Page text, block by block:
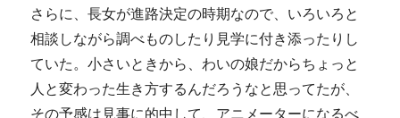
さらに、長女が進路決定の時期なので、いろいろと
相談しながら調べものしたり見学に付き添ったりし
ていた。小さいときから、わいの娘だからちょっと
人と変わった生き方するんだろうなと思ってたが、
その予感は見事に的中して、アニメーターになるべ